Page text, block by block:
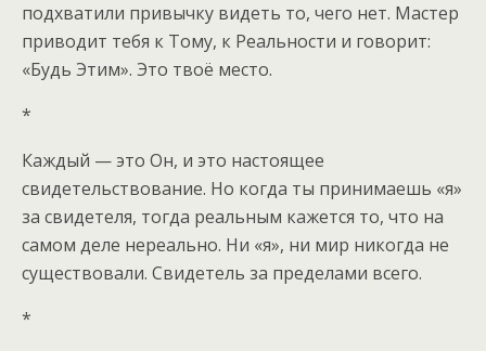
подхватили привычку видеть то, чего нет. Мастер
приводит тебя к Тому, к Реальности и говорит:
«Будь Этим». Это твоё место.
*
Каждый — это Он, и это настоящее
свидетельствование. Но когда ты принимаешь «я»
за свидетеля, тогда реальным кажется то, что на
самом деле нереально. Ни «я», ни мир никогда не
существовали. Свидетель за пределами всего.
*